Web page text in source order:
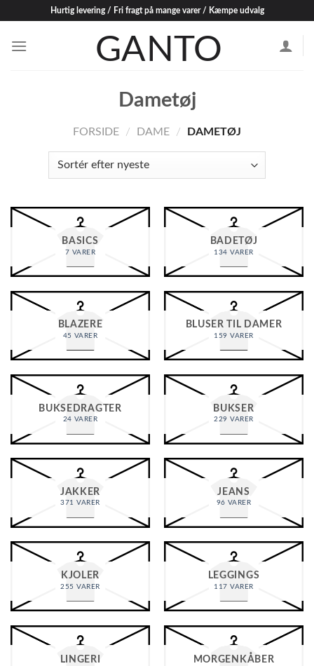
content
Hurtig levering / Fri fragt på mange varer / Kæmpe udvalg
Dametøj
FORSIDE / DAME / DAMETØJ
BASICS
7 VARER
BADETØJ
134 VARER
BLAZERE
45 VARER
BLUSER TIL DAMER
159 VARER
BUKSEDRAGTER
24 VARER
BUKSER
229 VARER
JAKKER
371 VARER
JEANS
96 VARER
KJOLER
255 VARER
LEGGINGS
117 VARER
LINGERI MORGENKÅBER